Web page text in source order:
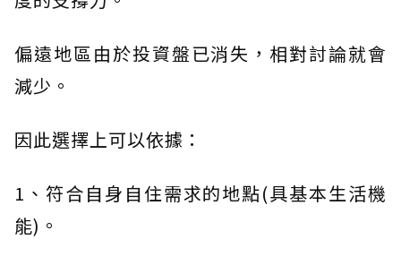
偏遠地區由於投資盤已消失，相對討論就會
減少。
因此選擇上可以依據：
1、符合自身自住需求的地點(具基本生活機
能)。